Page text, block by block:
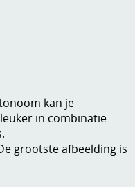
kan je
in combinatie
grootste afbeelding is